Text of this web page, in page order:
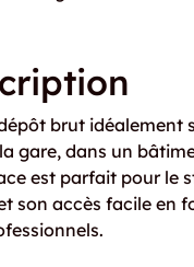
brut idéalement
gare, dans un
est parfait pour le
son accès facile en